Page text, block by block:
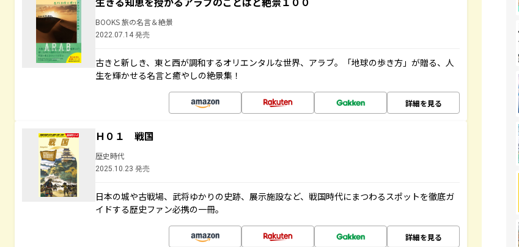
BOOKS 旅の名言＆絶景
2022.07.14 発売
古きと新しき、東と西が調和するオリエンタルな世界、アラブ。「地球の歩き方」が贈る、人
生を輝かせる名言と癒やしの絶景集！
詳細を見る
Ｈ０１ 戦国
歴史時代
2025.10.23 発売
日本の城や古戦場、武将ゆかりの史跡、展示施設など、戦国時代にまつわるスポットを徹底ガ
イドする歴史ファン必携の一冊。
詳細を見る